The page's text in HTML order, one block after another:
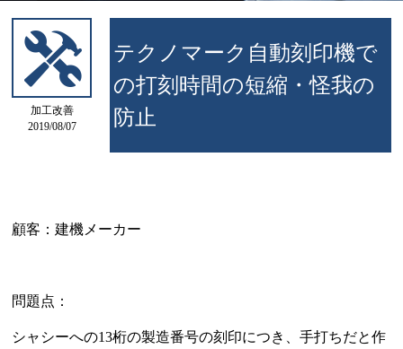
加工改善
2019/08/07
テクノマーク自動刻印機で
の打刻時間の短縮・怪我の
防止
顧客：建機メーカー
問題点：
シャシーへの13桁の製造番号の刻印につき、手打ちだと作